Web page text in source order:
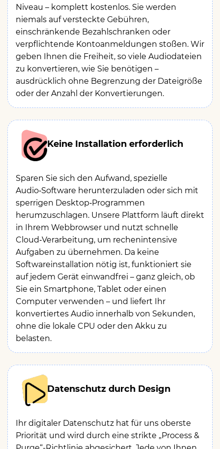
Niveau – komplett kostenlos. Sie werden
niemals auf versteckte Gebühren,
einschränkende Bezahlschranken oder
verpflichtende Kontoanmeldungen stoßen. Wir
geben Ihnen die Freiheit, so viele Audiodateien
zu konvertieren, wie Sie benötigen –
ausdrücklich ohne Begrenzung der Dateigröße
oder der Anzahl der Konvertierungen.
Keine Installation erforderlich
Sparen Sie sich den Aufwand, spezielle
Audio‑Software herunterzuladen oder sich mit
sperrigen Desktop‑Programmen
herumzuschlagen. Unsere Plattform läuft direkt
in Ihrem Webbrowser und nutzt schnelle
Cloud‑Verarbeitung, um rechenintensive
Aufgaben zu übernehmen. Da keine
Softwareinstallation nötig ist, funktioniert sie
auf jedem Gerät einwandfrei – ganz gleich, ob
Sie ein Smartphone, Tablet oder einen
Computer verwenden – und liefert Ihr
konvertiertes Audio innerhalb von Sekunden,
ohne die lokale CPU oder den Akku zu
belasten.
Datenschutz durch Design
Ihr digitaler Datenschutz hat für uns oberste
Priorität und wird durch eine strikte „Process &